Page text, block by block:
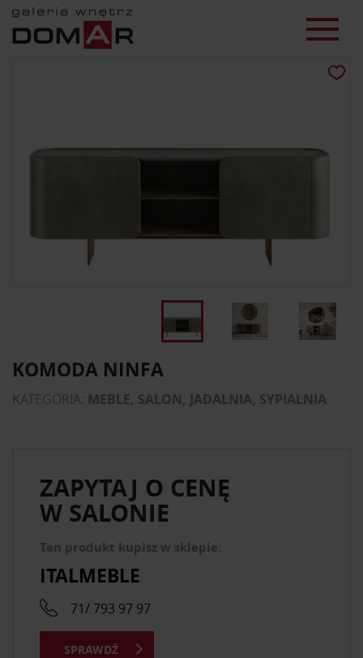
KOMODA NINFA
KATEGORIA: MEBLE, SALON, JADALNIA, SYPIALNIA
ZAPYTAJ O CENĘ
W SALONIE
Ten produkt kupisz w sklepie:
ITALMEBLE
71/ 793 97 97
SPRAWDŹ